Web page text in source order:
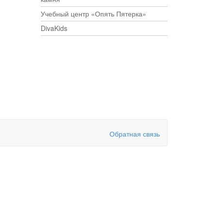
Учебный центр «Опять Пятерка»
DivaKids
Обратная связь